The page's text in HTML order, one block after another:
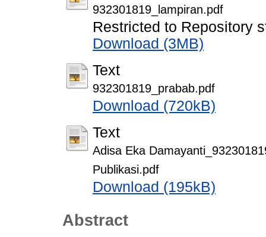
932301819_lampiran.pdf
Restricted to Repository
Download (3MB)
Text
932301819_prabab.pdf
Download (720kB)
Text
Adisa Eka
Publikasi.pdf
Download (195kB)
Abstract